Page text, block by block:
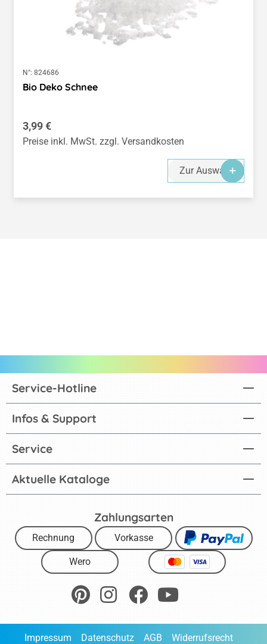
N°: 824686
Bio Deko Schnee
Regulärer Preis:
3,99 €
Preise inkl. MwSt. zzgl. Versandkosten
Zur Auswahl
Aktuelle Kataloge
Service-Hotline
Infos & Support
Service
Zahlungsarten
Rechnung Vorkasse
Wero
Impressum Datenschutz AGB Widerrufsrecht